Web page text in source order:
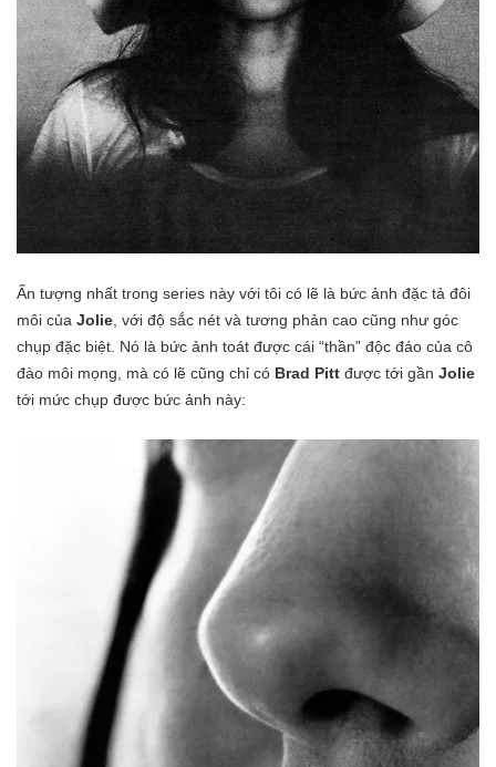
Ấn tượng nhất trong series này với tôi có lẽ là bức ảnh đặc tả đôi
môi của Jolie , với độ sắc nét và tương phản cao cũng như góc
chụp đặc biệt. Nó là bức ảnh toát được cái “thần” độc đáo của cô
đào môi mọng, mà có lẽ cũng chỉ có Brad Pitt được tới gần Jolie
tới mức chụp được bức ảnh này: